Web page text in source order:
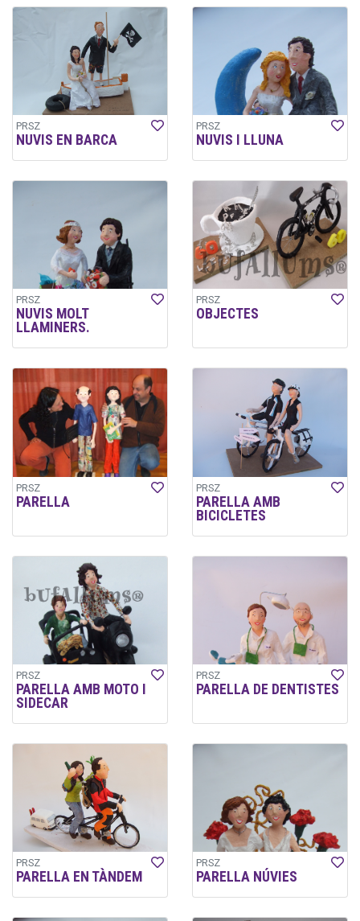
PRSZ
NUVIS EN BARCA
PRSZ
NUVIS I LLUNA
PRSZ
NUVIS MOLT
LLAMINERS.
PRSZ
OBJECTES
PRSZ
PARELLA
PRSZ
PARELLA AMB
BICICLETES
PRSZ
PARELLA AMB MOTO I
SIDECAR
PRSZ
PARELLA DE DENTISTES
PRSZ
PARELLA EN TÀNDEM
PRSZ
PARELLA NÚVIES